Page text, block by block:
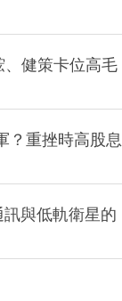
健策卡位高毛
？重挫時高股息
與低軌衛星的